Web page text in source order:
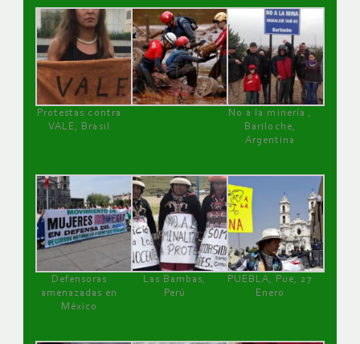
Protestas contra
VALE, Brasil
No a la minería ,
Bariloche,
Argentina
Defensoras
amenazadas en
México
Las Bambas,
Perú
PUEBLA, Pue, 27
Enero